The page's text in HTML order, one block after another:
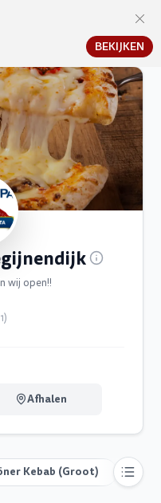
BEKIJKEN
wij open!!
Afhalen
Kebab (Groot)